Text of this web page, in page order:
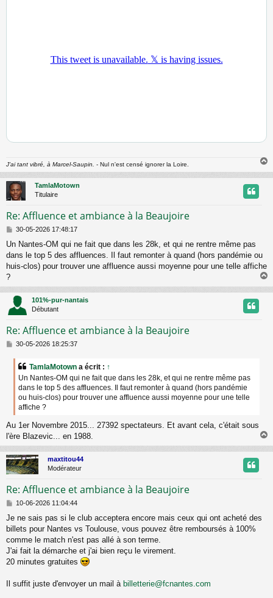
J'ai tant vibré, à Marcel-Saupin. - Nul n'est censé ignorer la Loire.
a
u
TamlaMotown
Titulaire
Re: Affluence et ambiance à la Beaujoire
M
s
s
a
30-05-2026 17:48:17
Un Nantes-OM qui ne fait que dans les 28k, et qui ne rentre même pas
dans le top 5 des affluences. Il faut remonter à quand (hors pandémie ou
huis-clos) pour trouver une affluence aussi moyenne pour une telle affiche
?
a
u
101%-pur-nantais
Débutant
Re: Affluence et ambiance à la Beaujoire
M
30-05-2026 18:25:37
TamlaMotown a écrit : ↑
Un Nantes-OM qui ne fait que dans les 28k, et qui ne rentre même pas
dans le top 5 des affluences. Il faut remonter à quand (hors pandémie
ou huis-clos) pour trouver une affluence aussi moyenne pour une telle
affiche ?
Au 1er Novembre 2015... 27392 spectateurs. Et avant cela, c'était sous
l'ère Blazevic... en 1988.
a
u
maxtitou44
Modérateur
Re: Affluence et ambiance à la Beaujoire
M
s
s
a
g
e
10-06-2026 11:04:44
Je ne sais pas si le club acceptera encore mais ceux qui ont acheté des
billets pour Nantes vs Toulouse, vous pouvez être remboursés à 100%
comme le match n'est pas allé à son terme.
J'ai fait la démarche et j'ai bien reçu le virement.
20 minutes gratuites
Il suffit juste d'envoyer un mail à billetterie@fcnantes.com